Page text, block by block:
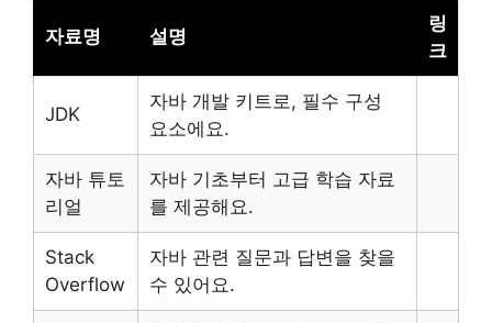
자료명 설명
링
크
JDK
자바 개발 키트로, 필수 구성
요소에요.
자바 튜토
리얼
자바 기초부터 고급 학습 자료
를 제공해요.
Stack
Overflow
자바 관련 질문과 답변을 찾을
수 있어요.